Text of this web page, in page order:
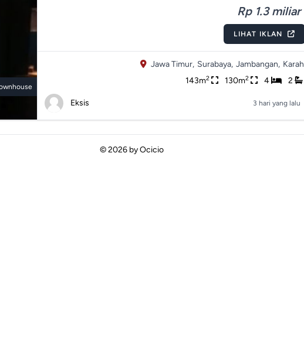
Rp 1.3 miliar
LIHAT IKLAN
Jawa Timur, Surabaya, Jambangan, Karah
143m2 130m2 4 2
Eksis 3 hari yang lalu
© 2026 byOcicio